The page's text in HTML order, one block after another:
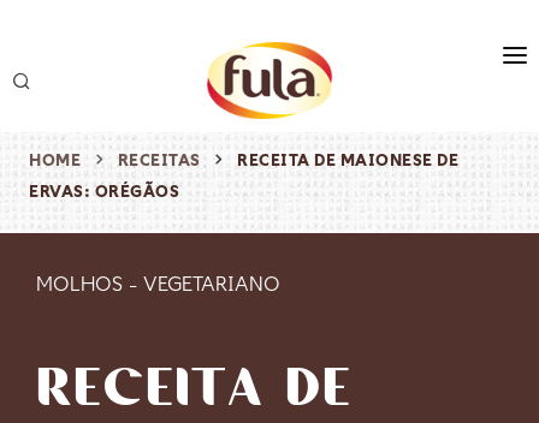
produtos
receitas
HOME RECEITAS
RECEITA DE MAIONESE DE
ERVAS: ORÉGÃOS
MOLHOS - VEGETARIANO
RECEITA DE